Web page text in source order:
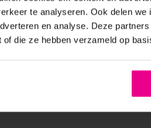
te analyseren. Ook delen
en analyse. Deze
of die ze hebben verzameld op
Vanaf€